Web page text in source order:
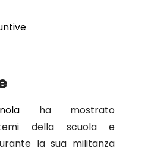
ha mostrato
della scuola e
la sua militanza